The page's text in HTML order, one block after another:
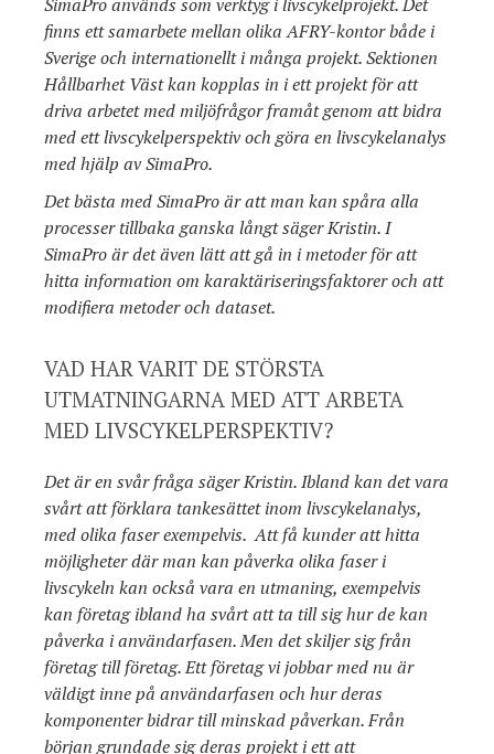
finns ett samarbete mellan olika AFRY-kontor både i
Sverige och internationellt i många projekt. Sektionen
Hållbarhet Väst kan kopplas in i ett projekt för att
driva arbetet med miljöfrågor framåt genom att bidra
med ett livscykelperspektiv och göra en livscykelanalys
med hjälp av SimaPro.
Det bästa med SimaPro är att man kan spåra alla
processer tillbaka ganska långt säger Kristin. I
SimaPro är det även lätt att gå in i metoder för att
hitta information om karaktäriseringsfaktorer och att
modifiera metoder och dataset.
VAD HAR VARIT DE STÖRSTA
UTMATNINGARNA MED ATT ARBETA
MED LIVSCYKELPERSPEKTIV?
Det är en svår fråga säger Kristin. Ibland kan det vara
svårt att förklara tankesättet inom livscykelanalys,
med olika faser exempelvis. Att få kunder att hitta
möjligheter där man kan påverka olika faser i
livscykeln kan också vara en utmaning, exempelvis
kan företag ibland ha svårt att ta till sig hur de kan
påverka i användarfasen. Men det skiljer sig från
företag till företag. Ett företag vi jobbar med nu är
väldigt inne på användarfasen och hur deras
komponenter bidrar till minskad påverkan. Från
början grundade sig deras projekt i ett att